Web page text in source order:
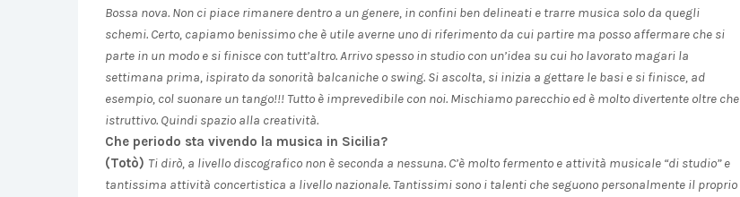
Bossa nova. Non ci piace rimanere dentro a un genere, in confini ben delineati e trarre musica solo da quegli
schemi. Certo, capiamo benissimo che è utile averne uno di riferimento da cui partire ma posso affermare che si
parte in un modo e si finisce con tutt’altro. Arrivo spesso in studio con un’idea su cui ho lavorato magari la
settimana prima, ispirato da sonorità balcaniche o swing. Si ascolta, si inizia a gettare le basi e si finisce, ad
esempio, col suonare un tango!!! Tutto è imprevedibile con noi. Mischiamo parecchio ed è molto divertente oltre che
istruttivo. Quindi spazio alla creatività.
Che periodo sta vivendo la musica in Sicilia?
(Totò) Ti dirò, a livello discografico non è seconda a nessuna. C’è molto fermento e attività musicale “di studio” e
tantissima attività concertistica a livello nazionale. Tantissimi sono i talenti che seguono personalmente il proprio